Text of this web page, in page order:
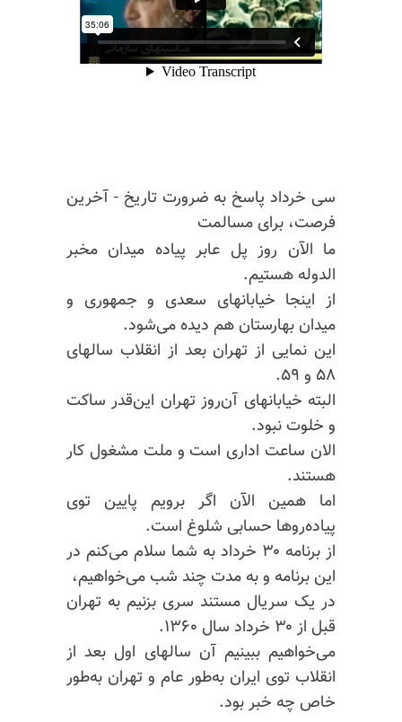
سی خرداد پاسخ به ضرورت تاریخ - آخرین
فرصت، برای مسالمت
ما الآن روز پل عابر پیاده میدان مخبر
الدوله هستیم.
از اینجا خیابانهای سعدی و جمهوری و
میدان بهارستان هم دیده می‌شود.
این نمایی از تهران بعد از انقلاب سالهای
۵۸ و ۵۹.
البته خیابانهای آن‌روز تهران این‌قدر ساکت
و خلوت نبود.
الان ساعت اداری است و ملت مشغول کار
هستند.
اما همین الآن اگر برویم پایین توی
پیاده‌روها حسابی شلوغ است.
از برنامه ۳۰ خرداد به شما سلام می‌کنم در
این برنامه و به مدت چند شب می‌خواهیم،
در یک سریال مستند سری بزنیم به تهران
قبل از ۳۰ خرداد سال ۱۳۶۰.
می‌خواهیم ببینیم آن سالهای اول بعد از
انقلاب توی ایران به‌طور عام و تهران به‌طور
خاص چه خبر بود.